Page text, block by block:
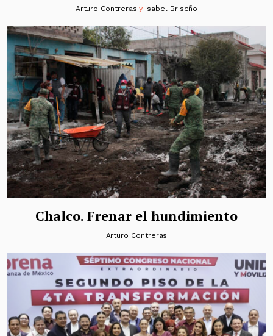
Arturo Contreras y Isabel Briseño
Chalco. Frenar el hundimiento
Arturo Contreras